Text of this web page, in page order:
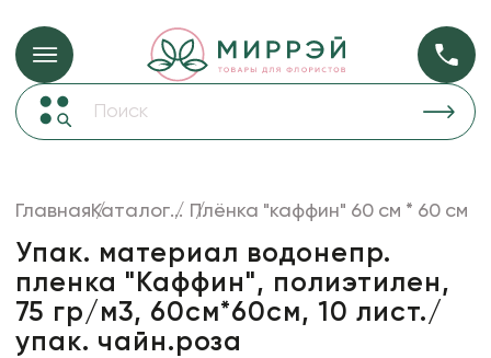
Упаковка для цветов и подарков Упаковка для
Пленка
прозрачная
Сухоцветы
Лента
ГлавнаяКаталог... Плёнка "каффин" 60 см * 60 см
Упак. материал водонепр.
пленка "Каффин", полиэтилен,
75 гр/м3, 60см*60см, 10 лист./
упак. чайн.роза